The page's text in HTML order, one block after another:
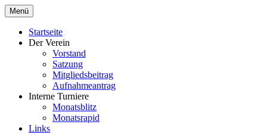
Zum
Inhalt
springen
Menü
Startseite
Der Verein
Vorstand
Satzung
Mitgliedsbeitrag
Aufnahmeantrag
Interne Turniere
Monatsblitz
Monatsrapid
Links